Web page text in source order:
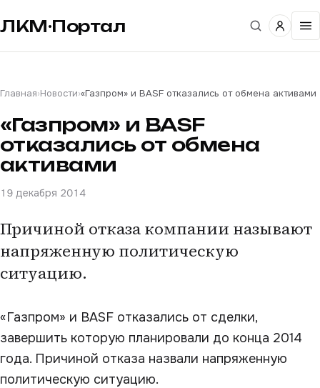
ЛКМ·Портал
Главная›Новости›«Газпром» и BASF отказались от обмена активами
«Газпром» и BASF
отказались от обмена
активами
19 декабря 2014
Причиной отказа компании называют
напряженную политическую
ситуацию.
«Газпром» и BASF отказались от сделки,
завершить которую планировали до конца 2014
года. Причиной отказа назвали напряженную
политическую ситуацию.